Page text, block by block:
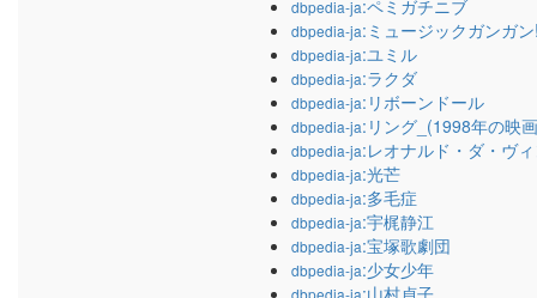
dbpedia-ja:ペミガチニブ
dbpedia-ja:ミュージックガンガ
dbpedia-ja:ユミル
dbpedia-ja:ラクダ
dbpedia-ja:リボーンドール
dbpedia-ja:リング_(1998年の映
dbpedia-ja:レオナルド・ダ・ヴ
dbpedia-ja:光芒
dbpedia-ja:多毛症
dbpedia-ja:宇梶静江
dbpedia-ja:宝塚歌劇団
dbpedia-ja:少女少年
dbpedia-ja:山村貞子